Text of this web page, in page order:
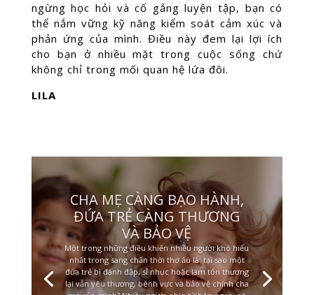
ngừng học hỏi và cố gắng luyện tập, bạn có
thể nắm vững kỹ năng kiểm soát cảm xúc và
phản ứng của mình. Điều này đem lại lợi ích
cho bạn ở nhiều mặt trong cuộc sống chứ
không chỉ trong mối quan hệ lứa đôi.
LILA